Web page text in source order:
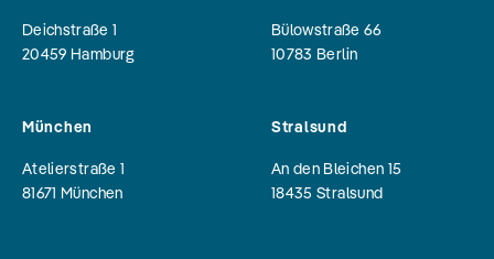
Deichstraße 1
20459 Hamburg
Bülowstraße 66
10783 Berlin
München
Atelierstraße 1
81671 München
Stralsund
An den Bleichen 15
18435 Stralsund